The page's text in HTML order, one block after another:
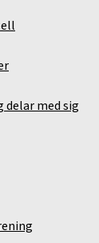
delar med sig